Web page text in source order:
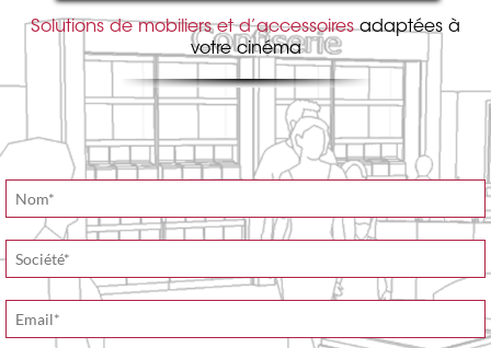
Solutions de mobiliers et d’accessoiresadaptées à
votre cinéma